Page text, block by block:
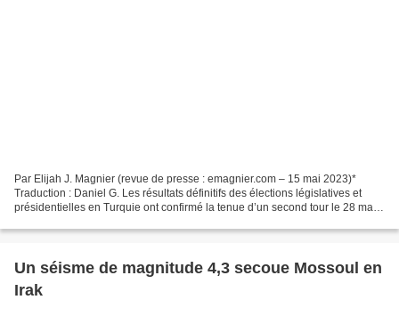
Par Elijah J. Magnier (revue de presse : emagnier.com – 15 mai 2023)*
Traduction : Daniel G. Les résultats définitifs des élections législatives et
présidentielles en Turquie ont confirmé la tenue d’un second tour le 28 mai.
Un séisme de magnitude 4,3 secoue Mossoul en
Irak